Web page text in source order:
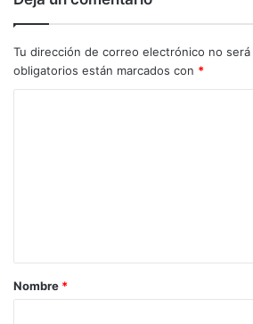
Tu dirección de correo electrónico no será
obligatorios están marcados con *
a
r
Nombre *